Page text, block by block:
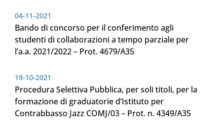
04-11-2021
Bando di concorso per il conferimento agli
studenti di collaborazioni a tempo parziale per
l’a.a. 2021/2022 – Prot. 4679/A35
19-10-2021
Procedura Selettiva Pubblica, per soli titoli, per la
formazione di graduatorie d’Istituto per
Contrabbasso Jazz COMJ/03 – Prot. n. 4349/A35